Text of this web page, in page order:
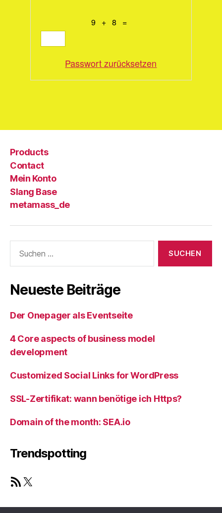
9 + 8 =
Passwort zurücksetzen
Products
Contact
Mein Konto
Slang Base
metamass_de
nach:
Neueste Beiträge
Der Onepager als Eventseite
4 Core aspects of business model
development
Customized Social Links for WordPress
SSL-Zertifikat: wann benötige ich Https?
Domain of the month: SEA.io
Trendspotting
RSS Feed
X